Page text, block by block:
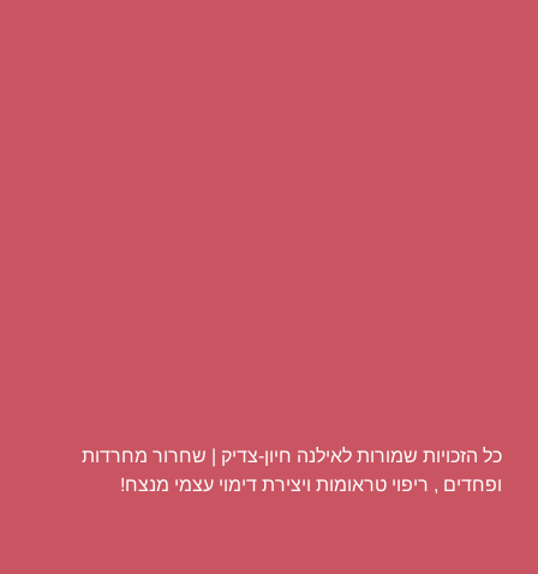
כל הזכויות שמורות לאילנה חיון-צדיק | שחרור מחרדות
ופחדים , ריפוי טראומות ויצירת דימוי עצמי מנצח!